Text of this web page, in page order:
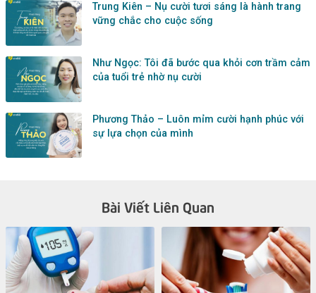
Trung Kiên – Nụ cười tươi sáng là hành trang
vững chắc cho cuộc sống
Như Ngọc: Tôi đã bước qua khỏi cơn trầm cảm
của tuổi trẻ nhờ nụ cười
Phương Thảo – Luôn mỉm cười hạnh phúc với
sự lựa chọn của mình
Bài Viết Liên Quan